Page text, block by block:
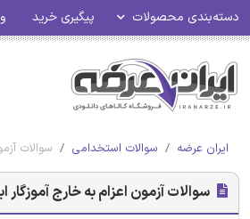
دسته‌بندی محصولات پیگیری خرید
ایران عرضه سوالات استخدامی سوالات
سوالات آزمون اعزام به خارج آموزگار